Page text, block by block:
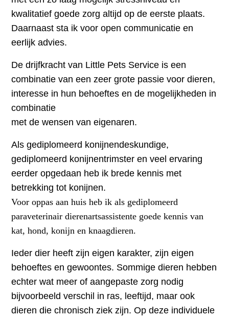
kwalitatief goede zorg altijd op de eerste plaats.
Daarnaast sta ik voor open communicatie en
eerlijk advies.
De drijfkracht van Little Pets Service is een
combinatie van een zeer grote passie voor dieren,
interesse in hun behoeftes en de mogelijkheden in
combinatie
met de wensen van eigenaren.
Als gediplomeerd konijnendeskundige,
gediplomeerd konijnentrimster en veel ervaring
eerder opgedaan heb ik brede kennis met
betrekking tot konijnen.
Voor oppas aan huis heb ik als gediplomeerd
paraveterinair dierenartsassistente goede kennis van
kat, hond, konijn en knaagdieren.
Ieder dier heeft zijn eigen karakter, zijn eigen
behoeftes en gewoontes. Sommige dieren hebben
echter wat meer of aangepaste zorg nodig
bijvoorbeeld verschil in ras, leeftijd, maar ook
dieren die chronisch ziek zijn. Op deze individuele